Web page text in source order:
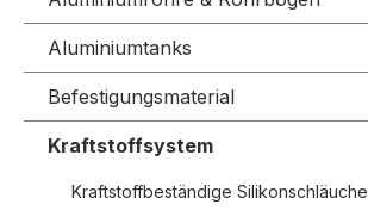
Aluminiumtanks
Befestigungsmaterial
Kraftstoffsystem
Kraftstoffbeständige Silikonschläuche